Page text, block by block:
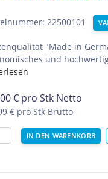
22500101
"Made in
und
€ pro Stk Netto
€ pro Stk Brutto